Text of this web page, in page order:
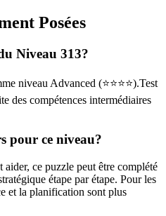
Posées
Niveau 313?
niveau Advanced (⭐⭐⭐⭐).Test
des compétences intermédiaires
pour ce niveau?
aider, ce puzzle peut être complété
étape par étape. Pour les
et la planification sont plus